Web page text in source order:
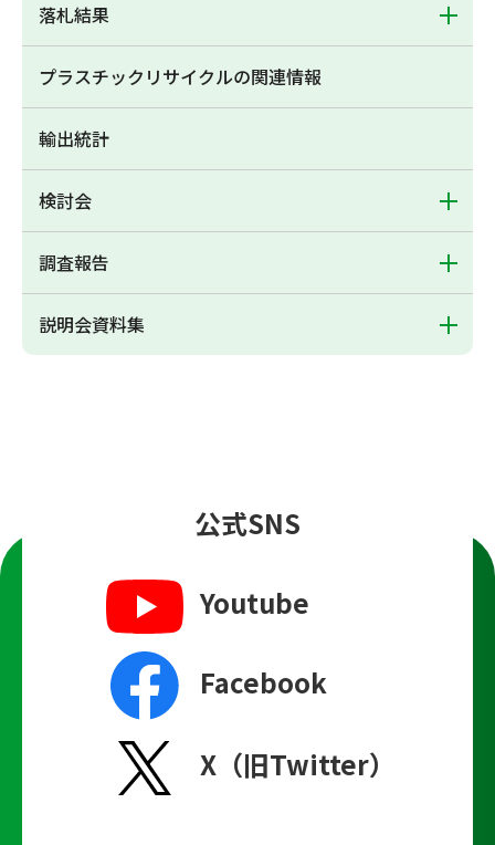
落札結果
プラスチックリサイクルの関連情報
輸出統計
検討会
調査報告
説明会資料集
公式SNS
Youtube
Facebook
X（旧Twitter）